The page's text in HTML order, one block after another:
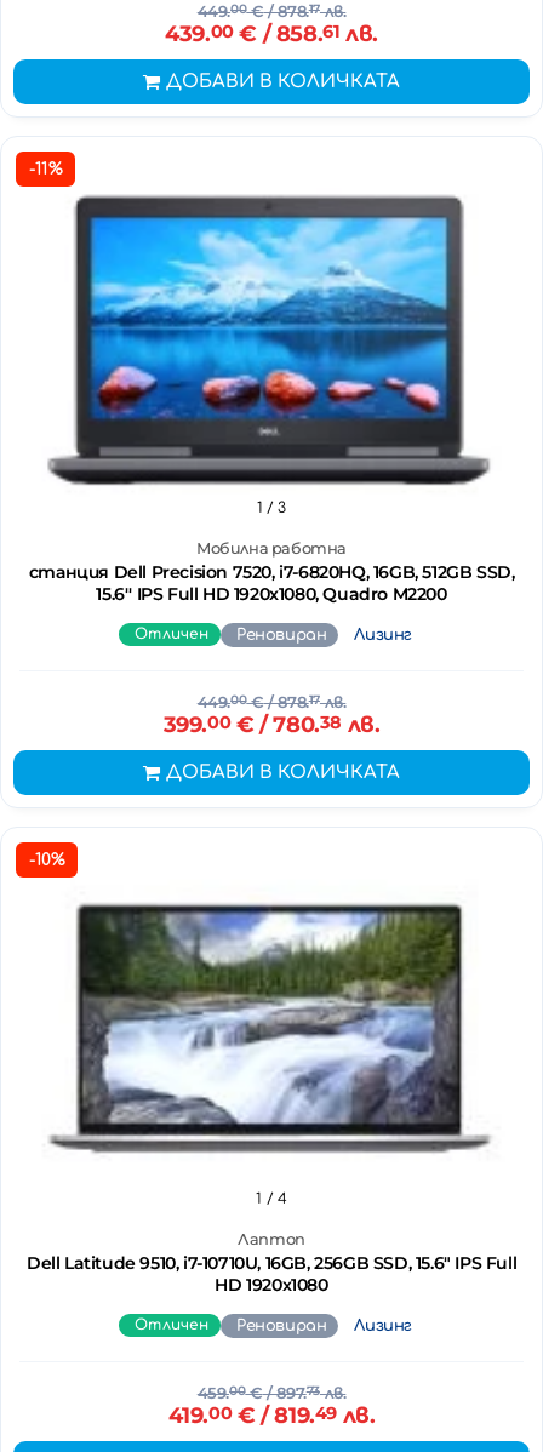
449.00€/ 878.17лв.
439.00€ / 858.61 лв.
ДОБАВИ В КОЛИЧКАТА
-11%
Мобилна работна
станция Dell Precision 7520, i7-6820HQ, 16GB, 512GB SSD,
15.6'' IPS Full HD 1920x1080, Quadro M2200
1 / 3
Отличен Реновиран Лизинг
449.00€/ 878.17лв.
399.00€ / 780.38 лв.
ДОБАВИ В КОЛИЧКАТА
-10%
Лаптоп
Dell Latitude 9510, i7-10710U, 16GB, 256GB SSD, 15.6" IPS Full
HD 1920x1080
1 / 4
Отличен Реновиран Лизинг
459.00€/ 897.73лв.
419.00€ / 819.49лв.